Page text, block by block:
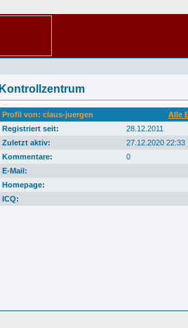
Kontrollzentrum
Profil von: claus-juergen
Alle
Registriert seit:
28.12.2011
Zuletzt aktiv:
27.12.2020 22:33
Kommentare:
0
E-Mail:
Homepage:
ICQ: